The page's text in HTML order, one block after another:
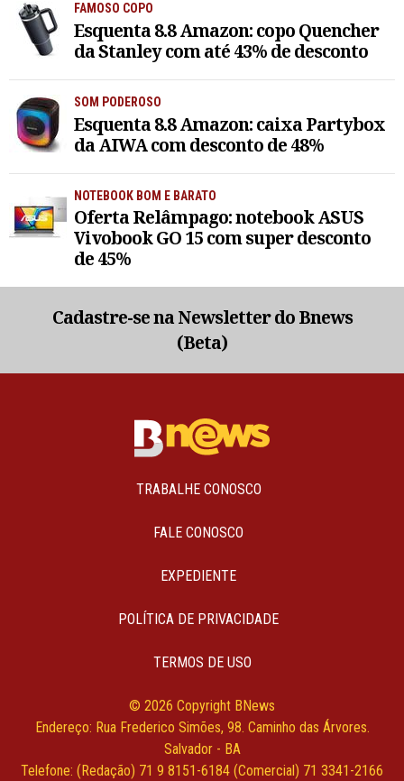
FAMOSO COPO
Esquenta 8.8 Amazon: copo Quencher
da Stanley com até 43% de desconto
SOM PODEROSO
Esquenta 8.8 Amazon: caixa Partybox
da AIWA com desconto de 48%
NOTEBOOK BOM E BARATO
Oferta Relâmpago: notebook ASUS
Vivobook GO 15 com super desconto
de 45%
Cadastre-se na Newsletter do Bnews
(Beta)
TRABALHE CONOSCO
FALE CONOSCO
EXPEDIENTE
POLÍTICA DE PRIVACIDADE
TERMOS DE USO
© 2026 Copyright BNews
Endereço: Rua Frederico Simões, 98. Caminho das Árvores.
Salvador - BA
Telefone: (Redação) 71 9 8151-6184 (Comercial) 71 3341-2166